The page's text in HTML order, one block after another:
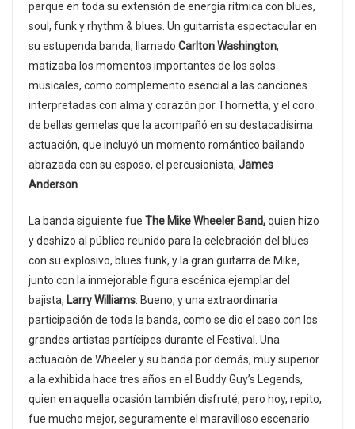
parque en toda su extensión de energía rítmica con blues,
soul, funk y rhythm & blues. Un guitarrista espectacular en
su estupenda banda, llamado Carlton Washington,
matizaba los momentos importantes de los solos
musicales, como complemento esencial a las canciones
interpretadas con alma y corazón por Thornetta, y el coro
de bellas gemelas que la acompañó en su destacadísima
actuación, que incluyó un momento romántico bailando
abrazada con su esposo, el percusionista, James
Anderson
La banda siguiente fue The Mike Wheeler Band,quien hizo
y deshizo al público reunido para la celebración del blues
con su explosivo, blues funk, y la gran guitarra de Mike,
junto con la inmejorable figura escénica ejemplar del
bajista, Larry Williams . Bueno, y una extraordinaria
participación de toda la banda, como se dio el caso con los
grandes artistas partícipes durante el Festival. Una
actuación de Wheeler y su banda por demás, muy superior
a la exhibida hace tres años en el Buddy Guy’s Legends,
quien en aquella ocasión también disfruté, pero hoy, repito,
fue mucho mejor, seguramente el maravilloso escenario